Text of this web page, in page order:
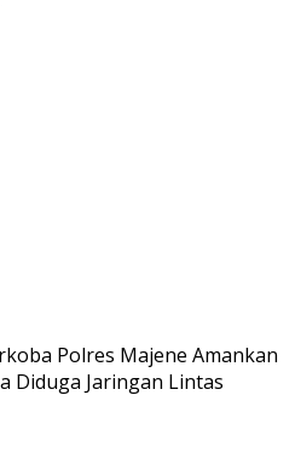
Polres Majene Amankan
Diduga Jaringan Lintas